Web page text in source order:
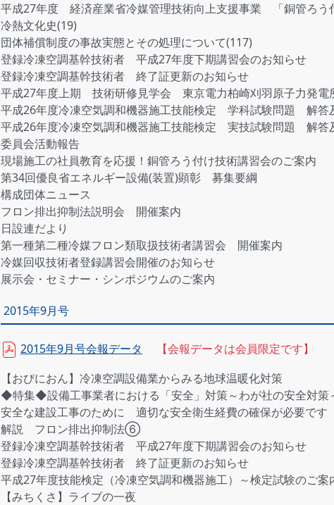
平成27年度 経済産業省冷媒管理技術向上支援事業 「銅管ろう
冷熱文化史(19)
団体補償制度の事故実態とその処理について(117)
登録冷凍空調基幹技術者 平成27年度下期講習会のお知らせ
登録冷凍空調基幹技術者 終了証更新のお知らせ
平成27年度上期 技術研修見学会 東京電力柏崎刈羽原子力発
平成26年度冷凍空気調和機器施工技能検定 学科試験問題 解
平成26年度冷凍空気調和機器施工技能検定 実技試験問題 解
委員会活動報告
現場施工の社員教育を応援！銅管ろう付け技術講習会のご案内
第34回優良省エネルギー設備(装置)顕彰 募集要綱
構成団体ニュース
フロン排出抑制法説明会 開催案内
日設連だより
第一種第二種冷媒フロン類取扱技術者講習会 開催案内
冷媒回収技術者登録講習会開催のお知らせ
展示会・セミナー・シンポジウムのご案内
2015年9月号
2015年9月号会報データ
【会報データは会員限定です】
【おぴにおん】冷凍空調設備業からみる地球温暖化対策
◆特集◆設備工事業者における「安全」対策～わが社の安全対
安全な建設工事のために 適切な安全衛生経費の確保が必要です
解説 フロン排出抑制法⑥
登録冷凍空調基幹技術者 平成27年度下期講習会のお知らせ
登録冷凍空調基幹技術者 終了証更新のお知らせ
平成27年度技能検定（冷凍空気調和機器施工）～検定試験のご案
【みちくさ】ライブの一夜